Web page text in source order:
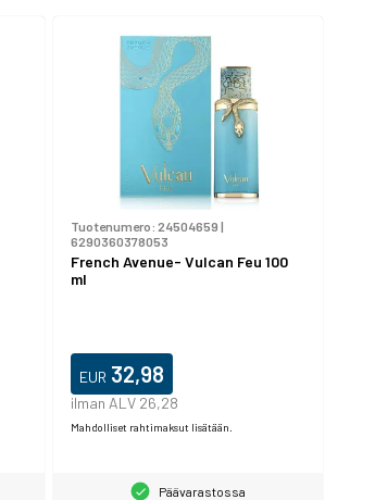
Tuotenumero: 24504659 |
6290360378053
French Avenue- Vulcan Feu 100
ml
EUR 32,98
ilman ALV 26,28
Mahdolliset rahtimaksut lisätään.
Päävarastossa